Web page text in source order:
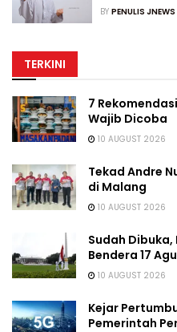
BY PENULIS JNEWS
TERKINI
7
Wajib Dicoba
10 AUGUST 2026
Tekad Andre
di Malang
10 AUGUST 2026
Sudah
Bendera 17
10 AUGUST 2026
Kejar
Pemerintah